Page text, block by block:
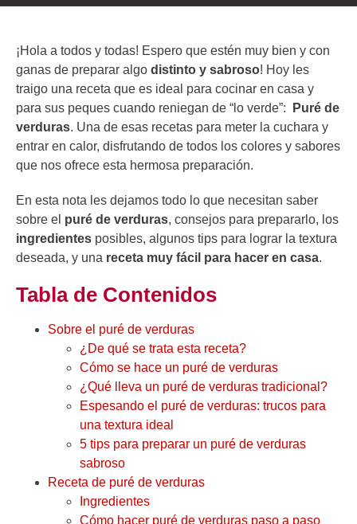
¡Hola a todos y todas! Espero que estén muy bien y con
ganas de preparar algo distinto y sabroso! Hoy les
traigo una receta que es ideal para cocinar en casa y
para sus peques cuando reniegan de “lo verde”:
Puré de
verduras. Una de esas recetas para meter la cuchara y
entrar en calor, disfrutando de todos los colores y sabores
que nos ofrece esta hermosa preparación.
En esta nota les dejamos todo lo que necesitan saber
sobre el puré de verduras, consejos para prepararlo, los
ingredientes posibles, algunos tips para lograr la textura
deseada, y una receta muy fácil para hacer en casa.
Tabla de Contenidos
Sobre el puré de verduras
¿De qué se trata esta receta?
Cómo se hace un puré de verduras
¿Qué lleva un puré de verduras tradicional?
Espesando el puré de verduras: trucos para
una textura ideal
5 tips para preparar un puré de verduras
sabroso
Receta de puré de verduras
Ingredientes
Cómo hacer puré de verduras paso a paso